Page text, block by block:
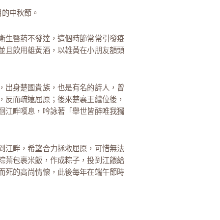
中秋節。
生醫葯不發達，這個時節常常引發疫
且飲用雄黃酒，以雄黃在小朋友額頭
出身楚國貴族，也是有名的詩人，曾
而疏遠屈原；後來楚襄王繼位後，
江畔嘆息，吟詠著「舉世皆醉唯我獨
江畔，希望合力拯救屈原，可惜無法
葉包裹米飯，作成粽子，投到江餵給
死的高尚情懷，此後每年在端午節時